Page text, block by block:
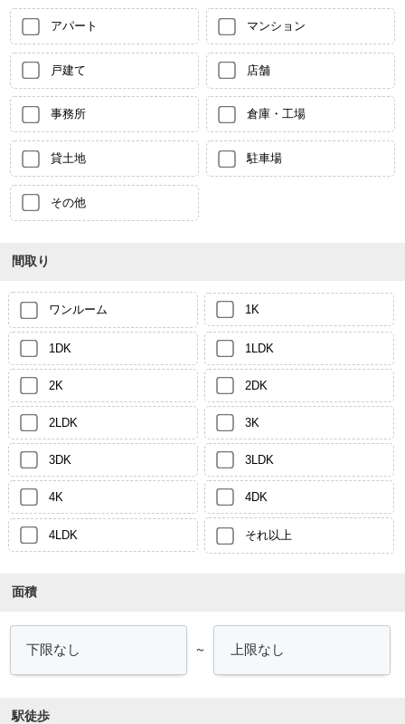
アパート マンション
戸建て 店舗
事務所 倉庫・工場
貸土地 駐車場
その他
間取り
ワンルーム 1K
1DK 1LDK
2K 2DK
2LDK 3K
3DK 3LDK
4K 4DK
4LDK それ以上
面積
～
駅徒歩